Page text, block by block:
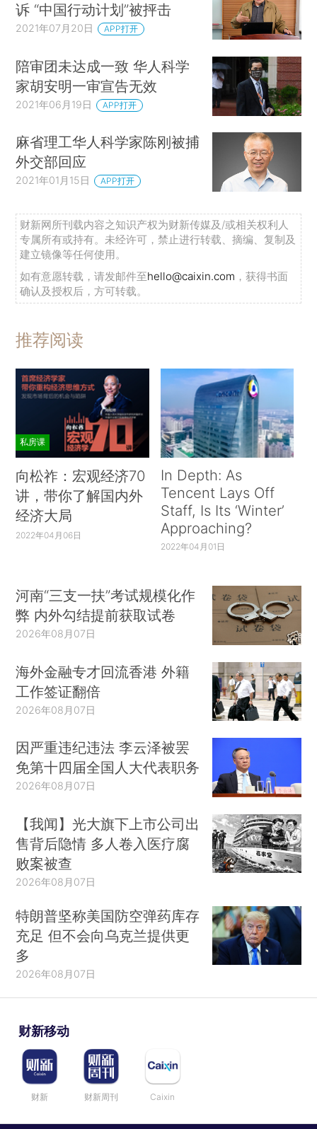
诉 “中国行动计划”被抨击
2021年07月20日 APP打开
陪审团未达成一致 华人科学
家胡安明一审宣告无效
2021年06月19日 APP打开
麻省理工华人科学家陈刚被捕
外交部回应
2021年01月15日 APP打开
财新网所刊载内容之知识产权为财新传媒及/或相关权利人
专属所有或持有。未经许可，禁止进行转载、摘编、复制及
建立镜像等任何使用。
如有意愿转载，请发邮件至hello@caixin.com ，获得书面
确认及授权后，方可转载。
推荐阅读
私房课
向松祚：宏观经济70
讲，带你了解国内外
经济大局
2022年04月06日
In Depth: As
Tencent Lays Off
Staff, Is Its ‘Winter’
Approaching?
2022年04月01日
河南“三支一扶”考试规模化作
弊 内外勾结提前获取试卷
2026年08月07日
海外金融专才回流香港 外籍
工作签证翻倍
2026年08月07日
因严重违纪违法 李云泽被罢
免第十四届全国人大代表职务
2026年08月07日
【我闻】光大旗下上市公司出
售背后隐情 多人卷入医疗腐
败案被查
2026年08月07日
特朗普坚称美国防空弹药库存
充足 但不会向乌克兰提供更
多
2026年08月07日
财新移动
财新 财新周刊 Caixin